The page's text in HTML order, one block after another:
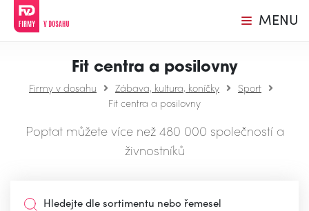
MENU
Fit centra a posilovny
Firmy v dosahu Zábava, kultura, koníčky
Sport
Fit centra a posilovny
Poptat můžete více než 480 000 společností a
živnostníků
Hledejte dle sortimentu nebo řemesel